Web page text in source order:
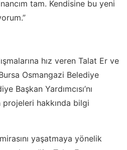
tam. Kendisine bu yeni
hız veren Talat Er ve
Osmangazi Belediye
Başkan Yardımcısı’nı
hakkında bilgi
yaşatmaya yönelik